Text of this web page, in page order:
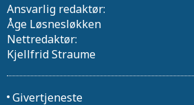
Ansvarlig redaktør:
Åge Løsnesløkken
Nettredaktør:
Kjellfrid Straume
Givertjeneste